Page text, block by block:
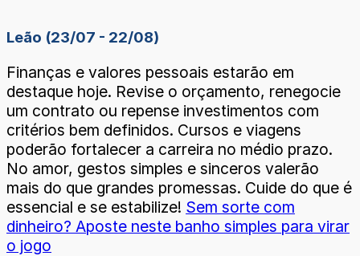
Leão (23/07 - 22/08)
Finanças e valores pessoais estarão em
destaque hoje. Revise o orçamento, renegocie
um contrato ou repense investimentos com
critérios bem definidos. Cursos e viagens
poderão fortalecer a carreira no médio prazo.
No amor, gestos simples e sinceros valerão
mais do que grandes promessas. Cuide do que é
essencial e se estabilize! Sem sorte com
dinheiro? Aposte neste banho simples para virar
o jogo